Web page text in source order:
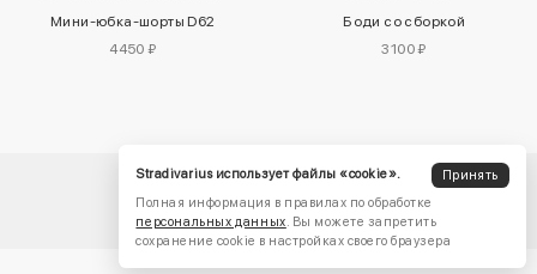
Мини-юбка-шорты D62
4450 ₽
Боди со сборкой
3100 ₽
Stradivarius использует файлы «cookie».
Принять
Полная информация в правилах по обработке
персональных данных. Вы можете запретить
сохранение cookie в настройках своего браузера